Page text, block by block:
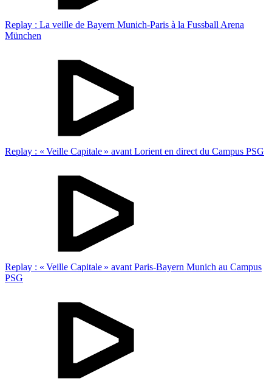
Replay : La veille de Bayern Munich-Paris à la Fussball Arena
München
Replay : « Veille Capitale » avant Lorient en direct du Campus PSG
Replay : « Veille Capitale » avant Paris-Bayern Munich au Campus
PSG